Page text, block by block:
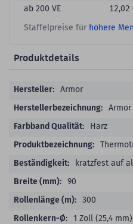
ab 200 VE
12,02
Staffelpreise für höhere
Produktdetails
ProduktdetailsArmor
Armor
Harz
kratzfest auf
90
300
1 Zoll (25,4 mm)